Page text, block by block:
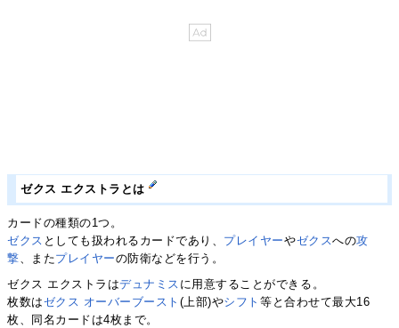
ゼクス エクストラとは
カードの種類の1つ。
ゼクス としても扱われるカードであり、 プレイヤーやゼクスへの攻
撃 、またプレイヤーの防衛などを行う。
ゼクス エクストラはデュナミス に用意することができる。
枚数はゼクス オーバーブースト (上部)やシフト 等と合わせて最大16
枚、同名カードは4枚まで。